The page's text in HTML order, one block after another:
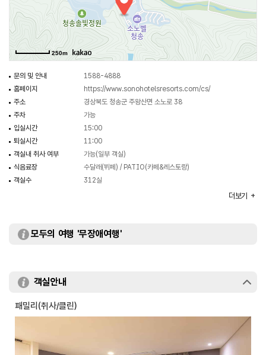
250m
문의 및 안내
1588-4888
홈페이지
https://www.sonohotelsresorts.com/cs/
주소
경상북도 청송군 주왕산면 소노로 38
주차
가능
입실시간
15:00
퇴실시간
11:00
객실내 취사 여부
가능(일부 객실)
식음료장
수달래(뷔페) / PATIO(카페&레스토랑)
객실수
312실
더보기
모두의 여행 '무장애여행'
객실안내
패밀리(취사/클린)